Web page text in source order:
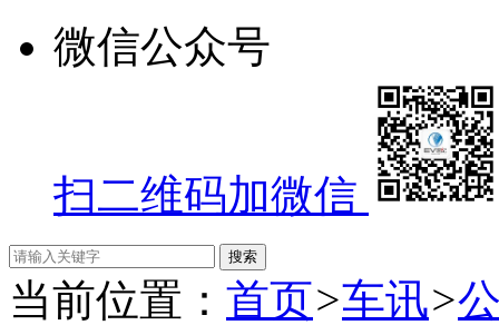
微信公众号
扫二维码加微信
当前位置： 首页>车讯>